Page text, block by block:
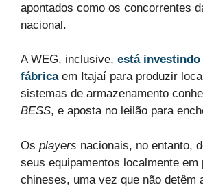
apontados como os concorrentes
nacional.
A WEG, inclusive, está investindo
fábrica em Itajaí para produzir
sistemas de armazenamento
BESS, e aposta no leilão para
Os players nacionais, no entanto,
seus equipamentos localmente em
chineses, uma vez que não detêm